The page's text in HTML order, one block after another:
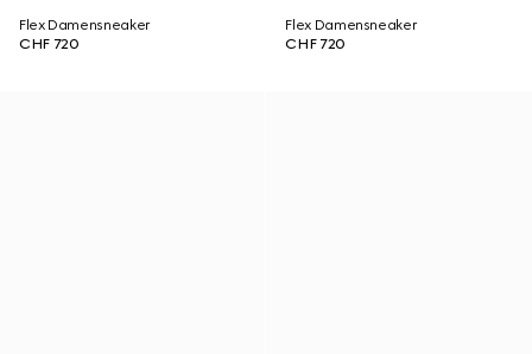
Flex Damensneaker
CHF 720
Flex Damensneaker
CHF 720